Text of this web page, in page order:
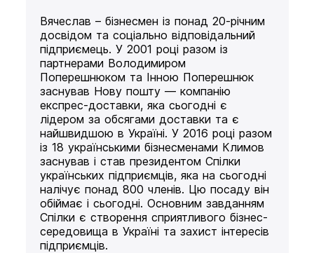
Вячеслав – бізнесмен із понад 20-річним
досвідом та соціально відповідальний
підприємець. У 2001 році разом із
партнерами Володимиром
Поперешнюком та Інною Поперешнюк
заснував Нову пошту — компанію
експрес-доставки, яка сьогодні є
лідером за обсягами доставки та є
найшвидшою в Україні. У 2016 році разом
із 18 українськими бізнесменами Климов
заснував і став президентом Спілки
українських підприємців, яка на сьогодні
налічує понад 800 членів. Цю посаду він
обіймає і сьогодні. Основним завданням
Спілки є створення сприятливого бізнес-
середовища в Україні та захист інтересів
підприємців.